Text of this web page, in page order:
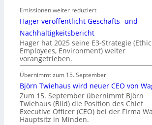
h
a
f
.
Emissionen weiter reduziert
Hager veröffentlicht Geschäfts- und
Nachhaltigkeitsbericht
Hager hat 2025 seine E3-Strategie
Employees, Environment) weiter
vorangetrieben.
Übernimmt zum 15. September
Björn Twiehaus wird neuer CEO von
Zum 15. September übernimmt Björn
Twiehaus (Bild) die Position des Chief
Executive Officer (CEO) bei der Firma
Hauptsitz in Minden.